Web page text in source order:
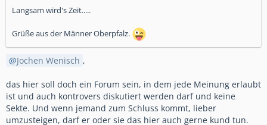
Langsam wird's Zeit.....
Grüße aus der Männer Oberpfalz.
Jochen Wenisch ,
das hier soll doch ein Forum sein, in dem jede Meinung erlaubt
ist und auch kontrovers diskutiert werden darf und keine
Sekte. Und wenn jemand zum Schluss kommt, lieber
umzusteigen, darf er oder sie das hier auch gerne kund tun.